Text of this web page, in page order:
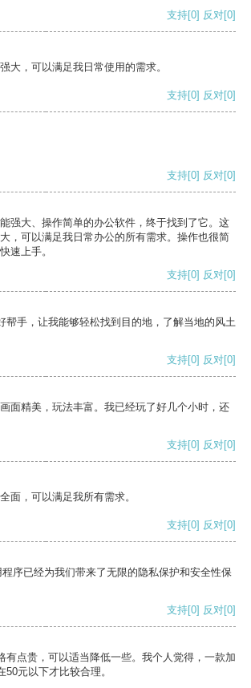
支持[0] 反对[0]
大，可以满足我日常使用的需求。
支持[0] 反对[0]
支持[0] 反对[0]
强大、操作简单的办公软件，终于找到了它。这
，可以满足我日常办公的所有需求。操作也很简
速上手。
支持[0] 反对[0]
帮手，让我能够轻松找到目的地，了解当地的风土
支持[0] 反对[0]
面精美，玩法丰富。我已经玩了好几个小时，还
支持[0] 反对[0]
面，可以满足我所有需求。
支持[0] 反对[0]
序已经为我们带来了无限的隐私保护和安全性保
支持[0] 反对[0]
有点贵，可以适当降低一些。我个人觉得，一款加
元以下才比较合理。